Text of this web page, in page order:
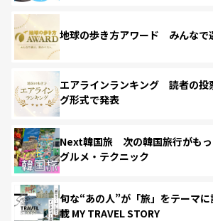
地球の歩き方アワード みんなで
エアラインランキング 読者の投
グ形式で発表
Next韓国旅 次の韓国旅行がもっ
グルメ・テクニック
旬な“あの人”が「旅」をテーマ
載 MY TRAVEL STORY